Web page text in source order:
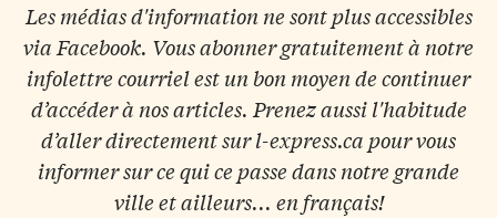
Les médias d'information ne sont plus accessibles
via Facebook. Vous abonner gratuitement à notre
infolettre courriel est un bon moyen de continuer
d’accéder à nos articles. Prenez aussi l'habitude
d’aller directement sur l-express.ca pour vous
informer sur ce qui ce passe dans notre grande
ville et ailleurs... en français!